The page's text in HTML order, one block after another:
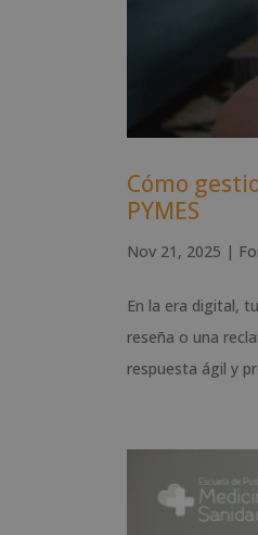
Cómo
PYMES
Nov 21, 2025 |
En la era digital,
reseña o una
respuesta ágil y